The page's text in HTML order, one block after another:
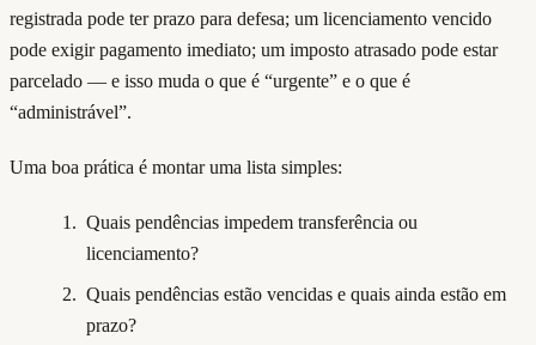
registrada pode ter prazo para defesa; um licenciamento vencido
pode exigir pagamento imediato; um imposto atrasado pode estar
parcelado — e isso muda o que é “urgente” e o que é
“administrável”.
Uma boa prática é montar uma lista simples:
Quais pendências impedem transferência ou
licenciamento?
Quais pendências estão vencidas e quais ainda estão em
prazo?